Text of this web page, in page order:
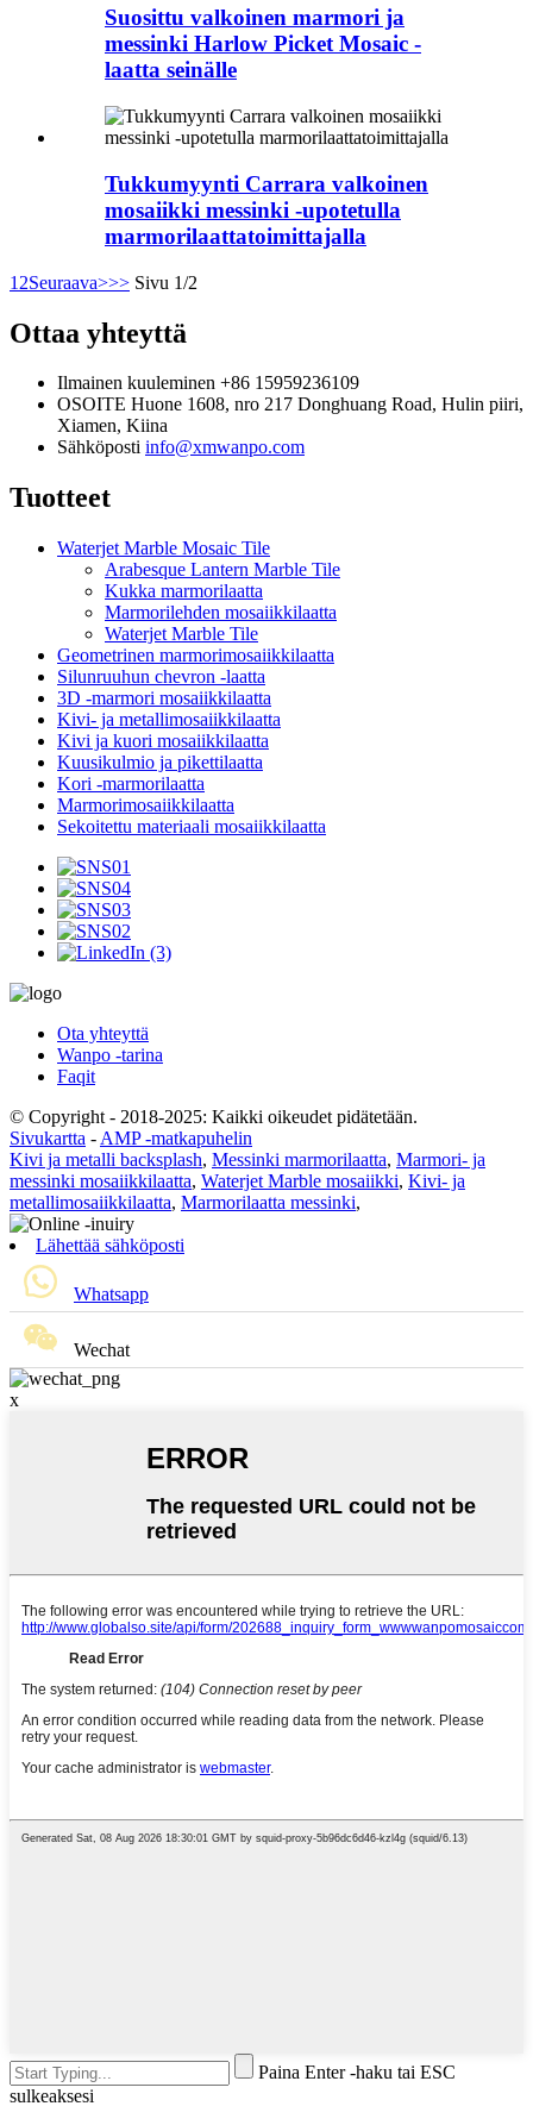
Suosittu valkoinen marmori ja
messinki Harlow Picket Mosaic -
laatta seinälle
Tukkumyynti Carrara valkoinen
mosaiikki messinki -upotetulla
marmorilaattatoimittajalla
1 2Seuraava>>> Sivu 1/2
Ottaa yhteyttä
Ilmainen kuuleminen +86 15959236109
OSOITE Huone 1608, nro 217 Donghuang Road, Hulin piiri,
Xiamen, Kiina
Sähköposti info@xmwanpo.com
Tuotteet
Waterjet Marble Mosaic Tile
Arabesque Lantern Marble Tile
Kukka marmorilaatta
Marmorilehden mosaiikkilaatta
Waterjet Marble Tile
Geometrinen marmorimosaiikkilaatta
Silunruuhun chevron -laatta
3D -marmori mosaiikkilaatta
Kivi- ja metallimosaiikkilaatta
Kivi ja kuori mosaiikkilaatta
Kuusikulmio ja pikettilaatta
Kori -marmorilaatta
Marmorimosaiikkilaatta
Sekoitettu materiaali mosaiikkilaatta
Ota yhteyttä
Wanpo -tarina
Faqit
© Copyright - 2018-2025: Kaikki oikeudet pidätetään.
Sivukartta - AMP -matkapuhelin
Kivi ja metalli backsplash, Messinki marmorilaatta, Marmori- ja
messinki mosaiikkilaatta, Waterjet Marble mosaiikki, Kivi- ja
metallimosaiikkilaatta, Marmorilaatta messinki,
Lähettää sähköposti
Whatsapp
Wechat
x
Paina Enter -haku tai ESC
sulkeaksesi